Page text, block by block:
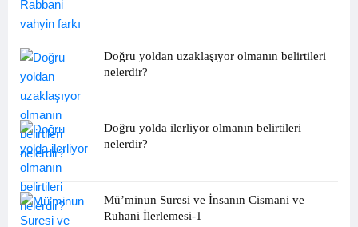
Doğru yoldan uzaklaşıyor olmanın belirtileri
nelerdir?
Doğru yolda ilerliyor olmanın belirtileri
nelerdir?
Mü’minun Suresi ve İnsanın Cismani ve
Ruhani İlerlemesi-1